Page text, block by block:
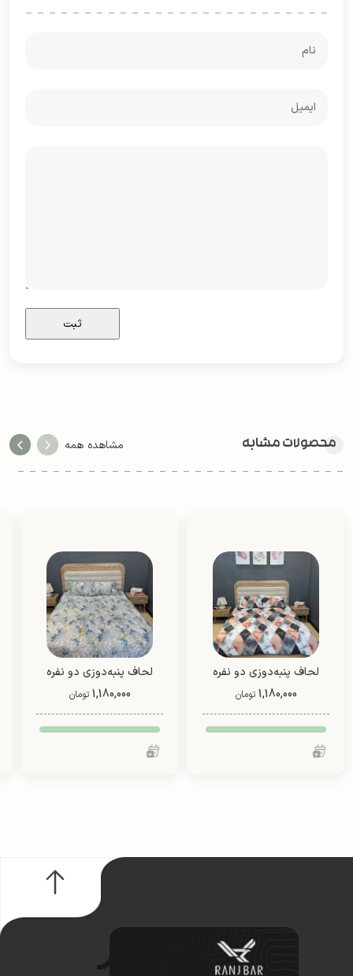
محصولات مشابه مشاهده همه
لحاف پنبه‌دوزی دو نفره
دو رو (طرح 7)
1,180,000 تومان
لحاف پنبه‌دوزی دو نفره
دو رو (طرح 9)
1,180,000 تومان